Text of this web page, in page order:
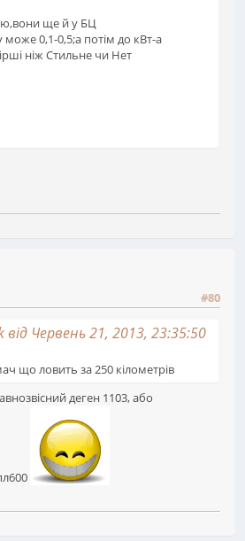
ще й у БЦ
може 0,1-0,5;а потім до кВт-а
ніж Стильне чи Нет
#80
Червень 21, 2013, 23:35:50
що ловить за 250 кілометрів
деген 1103, або